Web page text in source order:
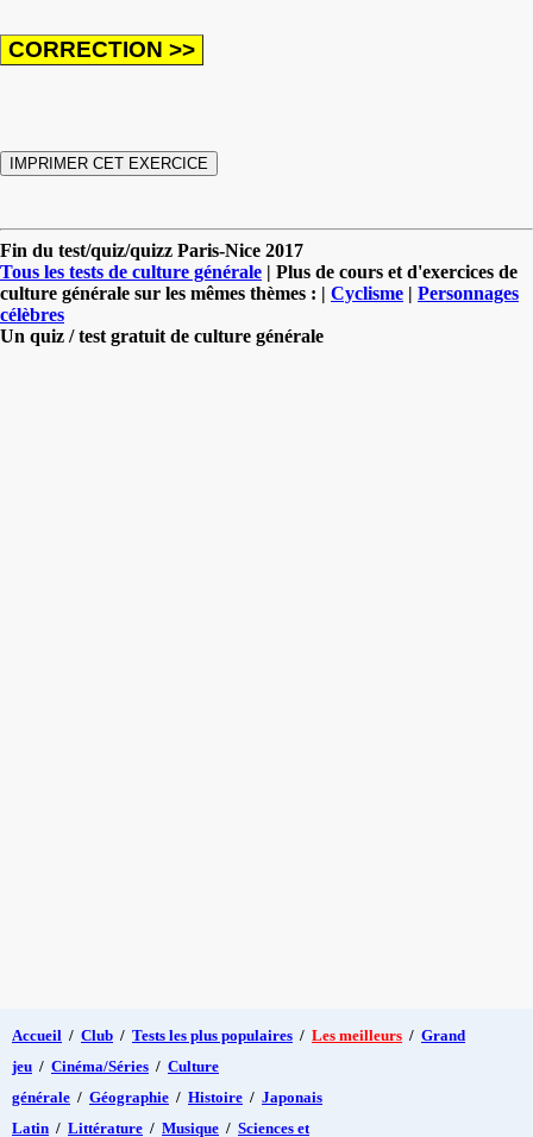
Fin du test/quiz/quizz Paris-Nice 2017
Tous les tests de culture générale | Plus de cours et d'exercices de
culture générale sur les mêmes thèmes : | Cyclisme | Personnages
célèbres
Un quiz / test gratuit de culture générale
Accueil / Club / Tests les plus populaires / Les meilleurs / Grand
jeu / Cinéma/Séries / Culture
générale / Géographie / Histoire / Japonais
Latin / Littérature / Musique / Sciences et